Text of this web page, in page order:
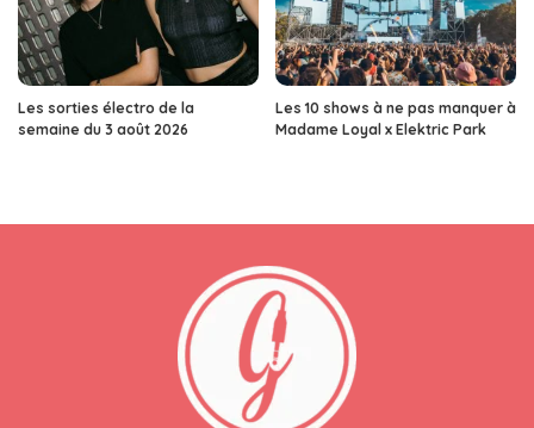
Les sorties électro de la
semaine du 3 août 2026
Les 10 shows à ne pas manquer à
Madame Loyal x Elektric Park